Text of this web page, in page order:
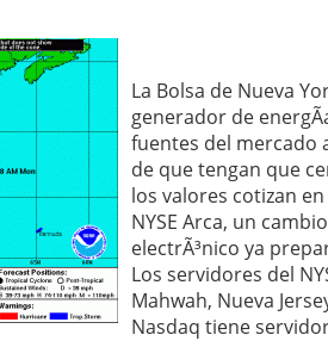
La Bolsa de Nueva
generador de
fuentes del mercado
de que tengan que
los valores cotizan
NYSE Arca, un
electrÃ³nico ya
Los servidores del
Mahwah, Nueva
Nasdaq tiene